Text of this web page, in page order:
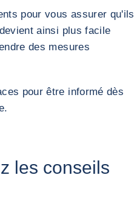
pour vous assurer qu'ils
ainsi plus facile
des mesures
pour être informé dès
les conseils